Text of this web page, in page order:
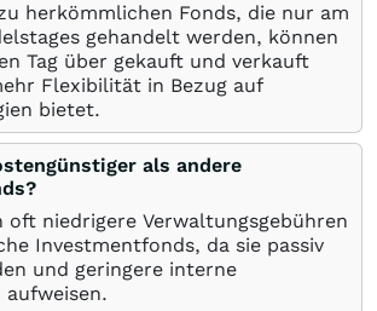
herkömmlichen Fonds, die nur am
gehandelt werden, können
Tag über gekauft und verkauft
Flexibilität in Bezug auf
bietet.
als andere
oft niedrigere Verwaltungsgebühren
Investmentfonds, da sie passiv
und geringere interne
aufweisen.